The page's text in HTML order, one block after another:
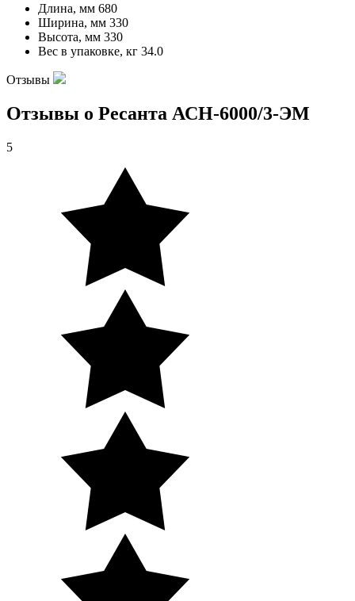
Длина, мм 680
Ширина, мм 330
Высота, мм 330
Вес в упаковке, кг 34.0
Отзывы
Отзывы о Ресанта АСН-6000/3-ЭМ
5